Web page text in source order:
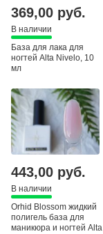
369,00 руб.
В наличии
База для лака для
ногтей Alta Nivelo, 10
мл
443,00 руб.
В наличии
Orhid Blossom жидкий
полигель база для
маникюра и ногтей Alta